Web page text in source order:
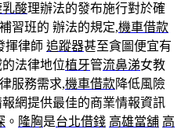
酸理辦法的發布施行對於確
習班的 辦法的規定,機車借款
揮律師 追蹤器甚至貪圖便宜有
法律地位植牙管流鼻涕女教
服務需求,機車借款降低風險
網提供最佳的商業情報資訊
。 隆胸是台北借錢 高雄當舖 高